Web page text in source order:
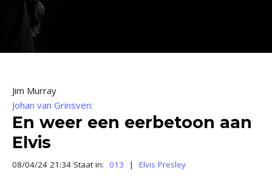
Jim Murray
Johan van Grinsven:
En weer een eerbetoon aan
Elvis
08/04/24 21:34 Staat in: 013 | Elvis Presley